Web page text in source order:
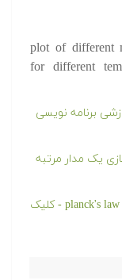
plot of different
for different
برنامه نویسی
یک مدار مرتبه
دانلود رایگان کد و پروژه آماده planck's law - کلیک